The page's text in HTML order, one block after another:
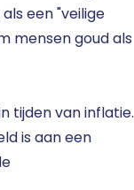
een "veilige
mensen goud als
tijden van inflatie.
is aan een